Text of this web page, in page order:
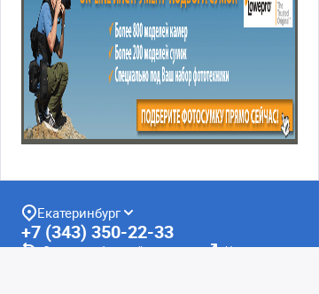
Екатеринбург
+7 (343) 350-22-33
Заказать обратный звонок Написать нам